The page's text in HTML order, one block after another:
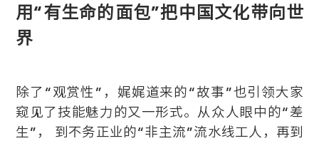
用“有生命的面包”把中国文化带向世
界
除了“观赏性”，娓娓道来的“故事”也引领大家
窥见了技能魅力的又一形式。从众人眼中的“差
生”， 到不务正业的“非主流”流水线工人，再到